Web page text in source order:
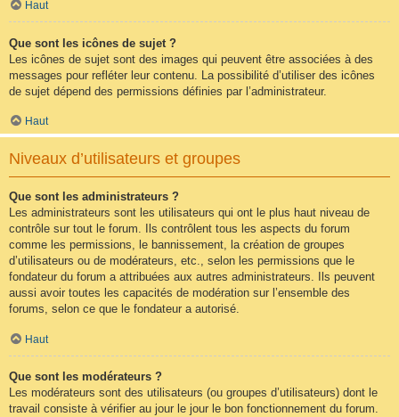
Haut
Que sont les icônes de sujet ?
Les icônes de sujet sont des images qui peuvent être associées à des
messages pour refléter leur contenu. La possibilité d’utiliser des icônes
de sujet dépend des permissions définies par l’administrateur.
Haut
Niveaux d’utilisateurs et groupes
Que sont les administrateurs ?
Les administrateurs sont les utilisateurs qui ont le plus haut niveau de
contrôle sur tout le forum. Ils contrôlent tous les aspects du forum
comme les permissions, le bannissement, la création de groupes
d’utilisateurs ou de modérateurs, etc., selon les permissions que le
fondateur du forum a attribuées aux autres administrateurs. Ils peuvent
aussi avoir toutes les capacités de modération sur l’ensemble des
forums, selon ce que le fondateur a autorisé.
Haut
Que sont les modérateurs ?
Les modérateurs sont des utilisateurs (ou groupes d’utilisateurs) dont le
travail consiste à vérifier au jour le jour le bon fonctionnement du forum.